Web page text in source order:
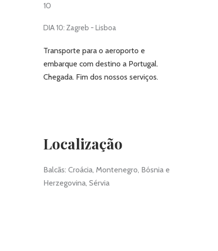
10
DIA 10: Zagreb - Lisboa
Transporte para o aeroporto e
embarque com destino a Portugal.
Chegada. Fim dos nossos serviços.
Localização
Balcãs: Croácia, Montenegro, Bósnia e
Herzegovina, Sérvia